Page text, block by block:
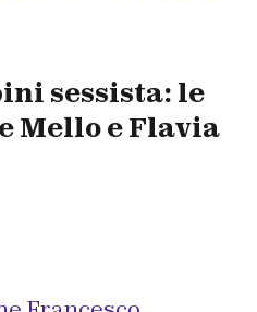
sessista: le
Mello e Flavia